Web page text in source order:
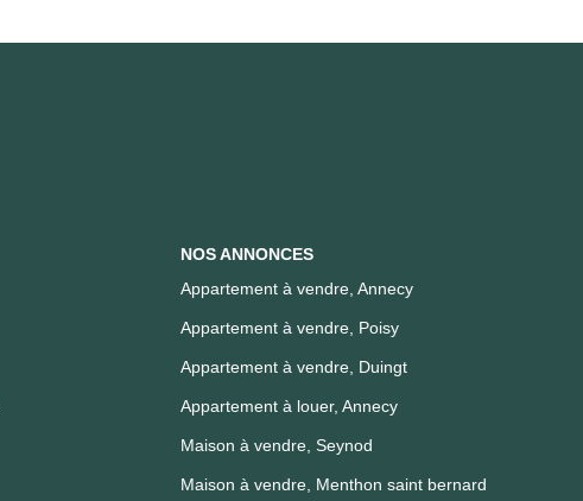
NOS ANNONCES
Appartement à vendre, Annecy
Appartement à vendre, Poisy
Appartement à vendre, Duingt
Appartement à louer, Annecy
Maison à vendre, Seynod
Maison à vendre, Menthon saint bernard